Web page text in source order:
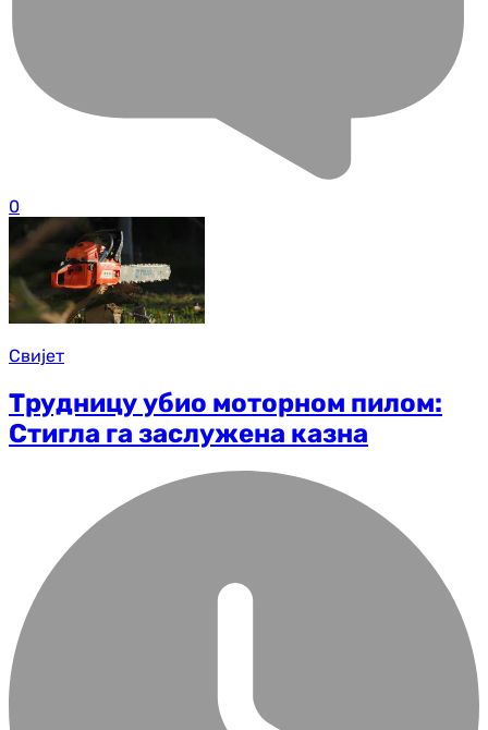
0
Свијет
Трудницу убио моторном пилом:
Стигла га заслужена казна